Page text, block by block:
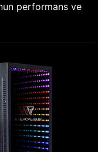
performans ve